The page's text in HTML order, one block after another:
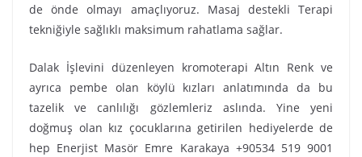
de önde olmayı amaçlıyoruz. Masaj destekli Terapi
tekniğiyle sağlıklı maksimum rahatlama sağlar.
Dalak İşlevini düzenleyen kromoterapi Altın Renk ve
ayrıca pembe olan köylü kızları anlatımında da bu
tazelik ve canlılığı gözlemleriz aslında. Yine yeni
doğmuş olan kız çocuklarına getirilen hediyelerde de
hep Enerjist Masör Emre Karakaya +90534 519 9001